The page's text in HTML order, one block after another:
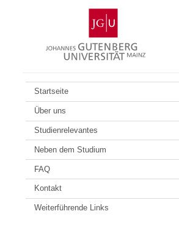
Gutenberg-
Universität
Mainz
Startseite
Über uns
Studienrelevantes
Neben dem Studium
FAQ
Kontakt
Weiterführende Links